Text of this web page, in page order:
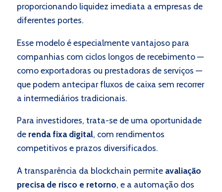
proporcionando liquidez imediata a empresas de
diferentes portes.
Esse modelo é especialmente vantajoso para
companhias com ciclos longos de recebimento —
como exportadoras ou prestadoras de serviços —
que podem antecipar fluxos de caixa sem recorrer
a intermediários tradicionais.
Para investidores, trata-se de uma oportunidade
de renda fixa digital, com rendimentos
competitivos e prazos diversificados.
A transparência da blockchain permite avaliação
precisa de risco e retorno, e a automação dos